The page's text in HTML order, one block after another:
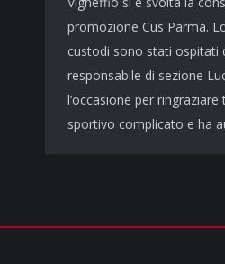
promozione Cus Parma.
custodi sono stati ospitati
responsabile di sezione
l’occasione per
sportivo complicato e ha